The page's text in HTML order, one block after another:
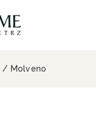
/ Molveno